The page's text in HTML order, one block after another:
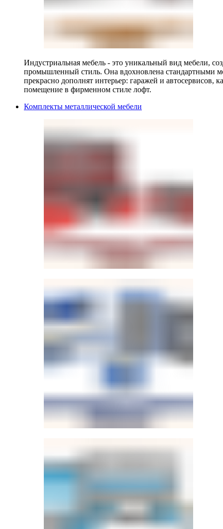
Индустриальная мебель - это уникальный вид мебели,
промышленный стиль. Она вдохновлена стандартными
прекрасно дополнят интерьер: гаражей и автосервисов,
помещение в фирменном стиле лофт.
Комплекты металлической мебели